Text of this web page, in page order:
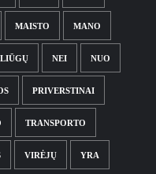
MAISTO MANO
NEI NUO
PRIVERSTINAI
TRANSPORTO
VIRĖJŲ YRA